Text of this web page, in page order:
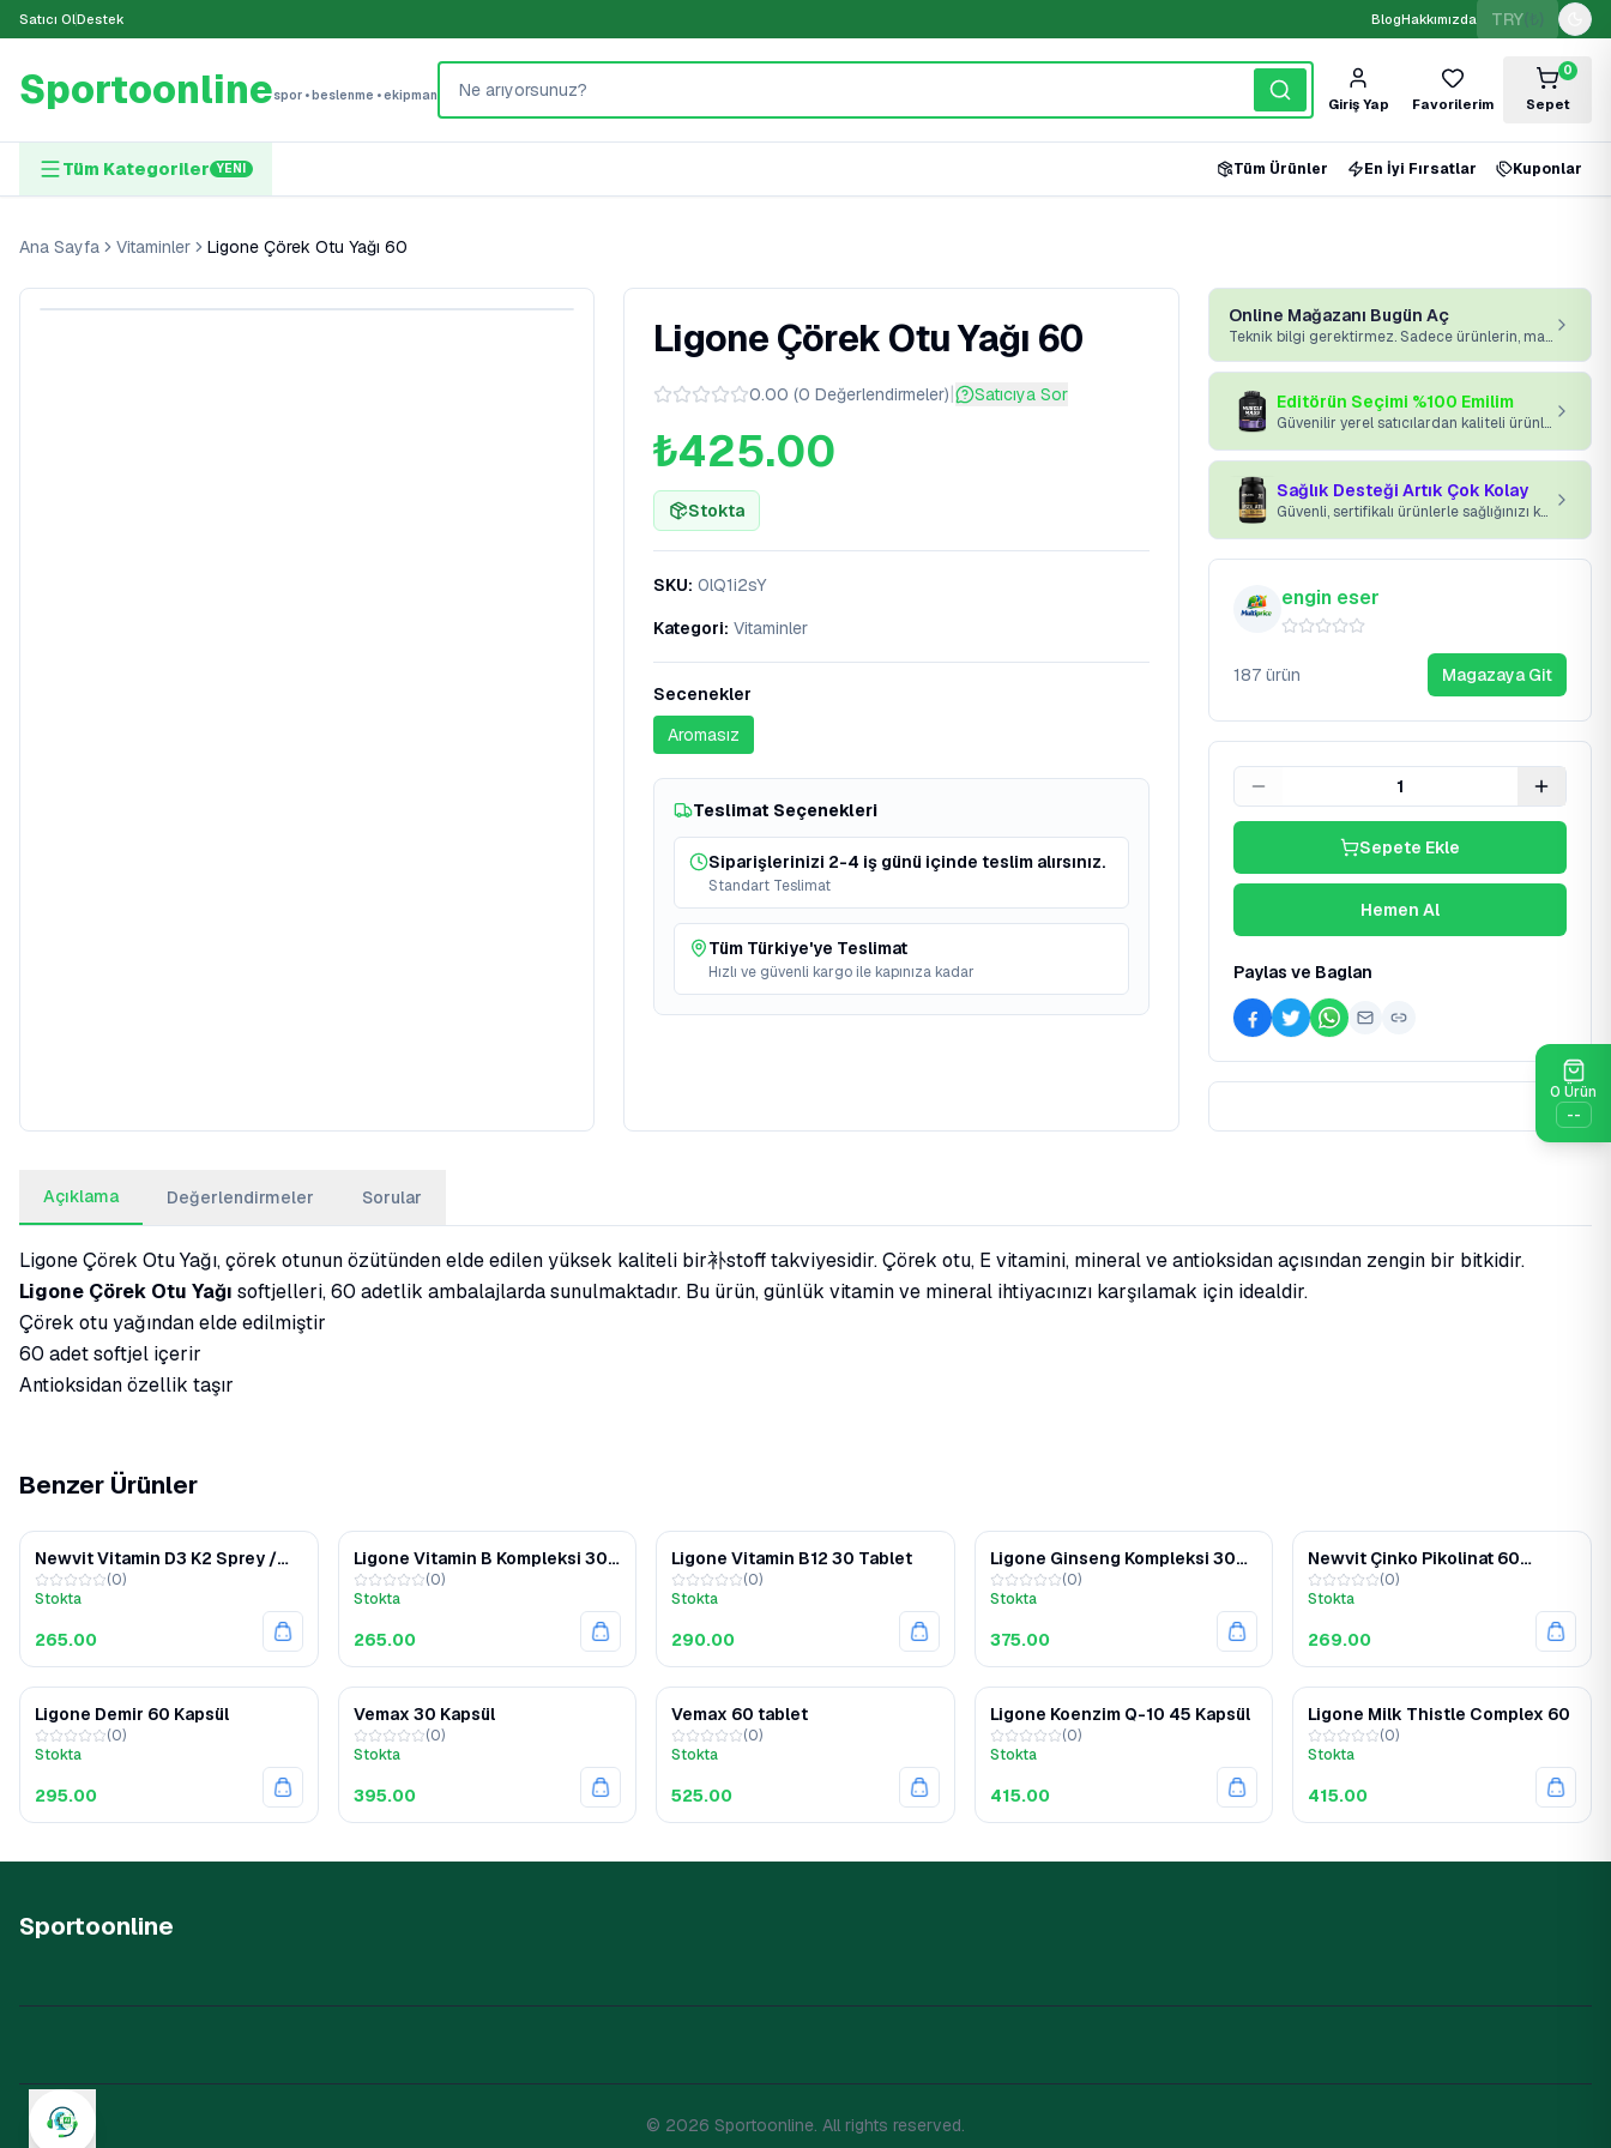
Satıcı OlDestek BlogHakkımızda TRY
Sportoonlinespor • beslenme • ekipman
Giriş Yap Favorilerim Sepet
0
Tüm Kategoriler YENI Tüm Ürünler En İyi Fırsatlar Kuponlar
Ana Sayfa Vitaminler Ligone Çörek Otu Yağı 60
Ligone Çörek Otu Yağı 60
0.00 (0 Değerlendirmeler)| Satıcıya Sor
₺425.00
Stokta
SKU: 0lQ1i2sY
Kategori: Vitaminler
Secenekler
Aromasız
Teslimat Seçenekleri
Siparişlerinizi 2-4 iş günü içinde teslim alırsınız.
Standart Teslimat
Tüm Türkiye'ye Teslimat
Hızlı ve güvenli kargo ile kapınıza kadar
Online Mağazanı Bugün Aç
Teknik bilgi gerektirmez. Sadece ürünlerin, markan ve platformumuz yeterli.
Editörün Seçimi %100 Emilim
Güvenilir yerel satıcılardan kaliteli ürünler kapınıza gelsin.
Sağlık Desteği Artık Çok Kolay
Güvenli, sertifikalı ürünlerle sağlığınızı koruyun.
engin eser
187 ürün Magazaya Git
1
Sepete Ekle
Hemen Al
Paylas ve Baglan
Açıklama Değerlendirmeler Sorular
Ligone Çörek Otu Yağı, çörek otunun özütünden elde edilen yüksek kaliteli bir补stoff takviyesidir. Çörek otu, E vitamini, mineral ve antioksidan açısından zengin bir bitkidir.
Ligone Çörek Otu Yağı softjelleri, 60 adetlik ambalajlarda sunulmaktadır. Bu ürün, günlük vitamin ve mineral ihtiyacınızı karşılamak için idealdir.
Çörek otu yağından elde edilmiştir
60 adet softjel içerir
Antioksidan özellik taşır
Benzer Ürünler
Newvit Vitamin D3 K2 Sprey /
Damla 30 ml
(0)
Stokta
265.00
Ligone Vitamin B Kompleksi 30
Kapsül
(0)
Stokta
265.00
Ligone Vitamin B12 30 Tablet
(0)
Stokta
290.00
Ligone Ginseng Kompleksi 30
Kapsül
(0)
Stokta
375.00
Newvit Çinko Pikolinat 60
kapsül
(0)
Stokta
269.00
Ligone Demir 60 Kapsül
(0)
Stokta
295.00
Vemax 30 Kapsül
(0)
Stokta
395.00
Vemax 60 tablet
(0)
Stokta
525.00
Ligone Koenzim Q-10 45 Kapsül
(0)
Stokta
415.00
Ligone Milk Thistle Complex 60
(0)
Stokta
415.00
Sportoonline
© 2026 Sportoonline. All rights reserved.
0 Ürün
--